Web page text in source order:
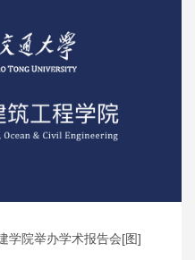
学院举办学术报告会[图]